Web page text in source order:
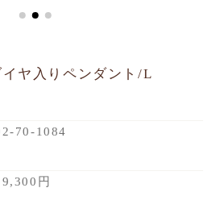
ヤ入りペンダント/L
70-1084
円